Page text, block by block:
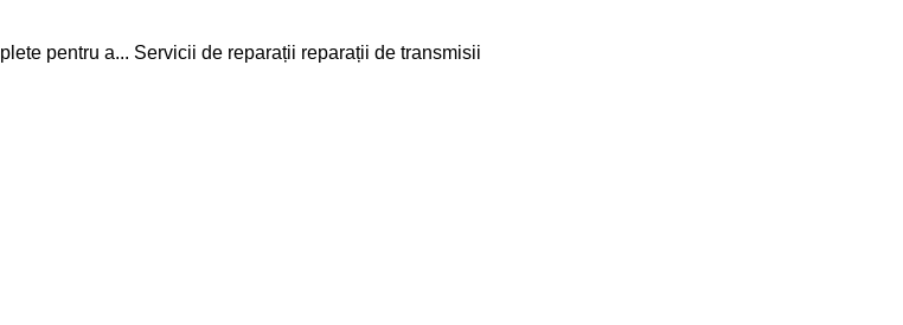
pentru a... Servicii de reparații reparații de transmisii